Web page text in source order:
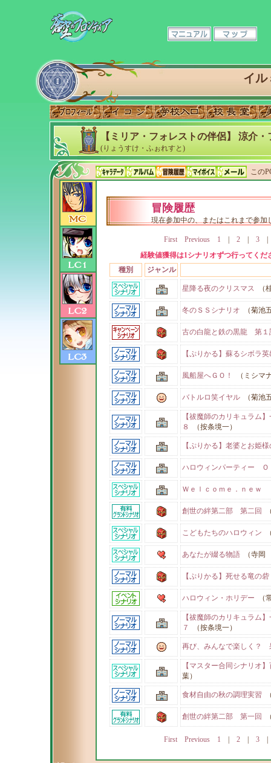
イル
【ミリア・フォレストの伴侶】 涼介
(りょうすけ・ふぉれすと)
この
冒険履歴
現在参加中の、またはこれまで参
First Previous 1 2| 3
経験値獲得は1シナリオずつ行ってく
種別
ジャンル
星降る夜のクリスマス （
冬のＳＳシナリオ （菊池
古の白龍と鉄の黒龍 第１
【ぷりかる】蘇るシボラ
風船屋へＧＯ！ （ミシマ
バトルロ笑イヤル （菊池
【祓魔師のカリキュラム
８
（按条境一）
【ぷりかる】老婆とお姫
ハロウィンパーティー
Ｗｅｌｃｏｍｅ．ｎｅｗ
創世の絆第二部 第二回
こどもたちのハロウィン
あなたが綴る物語 （寺岡
【ぷりかる】死せる竜の砦
ハロウィン・ホリデー （
【祓魔師のカリキュラム
７
（按条境一）
再び、みんなで楽しく？
【マスター合同シナリオ
葉）
食材自由の秋の調理実習
創世の絆第二部 第一回
First Previous 1 2| 3